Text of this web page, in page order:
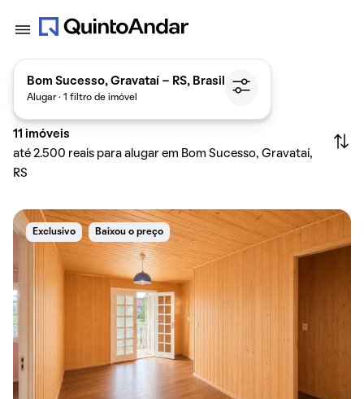
Bom Sucesso, Gravataí - RS, Brasil
Alugar · 1 filtro de imóvel
11 imóveis
até 2.500 reais para alugar em Bom Sucesso, Gravataí,
RS
Exclusivo Baixou o preço